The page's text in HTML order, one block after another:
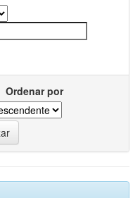
Ordenar por